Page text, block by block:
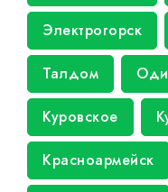
Электрогорск
Талдом
Куровское
Красноармейск